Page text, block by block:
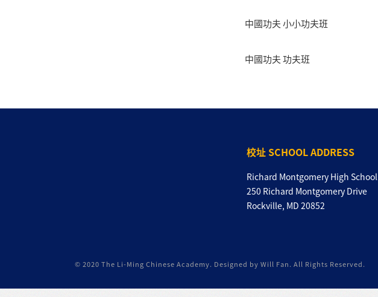
中國功夫 小小功夫班
中國功夫 功夫班
校址 SCHOOL ADDRESS
Richard Montgomery High School
250 Richard Montgomery Drive
Rockville, MD 20852
© 2020 The Li-Ming Chinese Academy. Designed by Will Fan. All Rights Reserved.